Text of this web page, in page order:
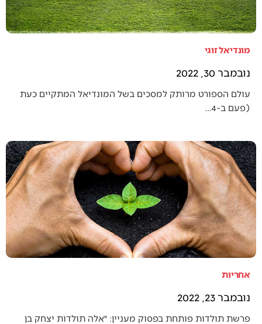
מונדיאל זוגי
נובמבר 30, 2022
עולם הספורט מרותק למסכים בשל המונדיאל המתקיים כעת
(פעם ב-4…
אחריות
נובמבר 23, 2022
פרשת תולדות פותחת בפסוק מעניין: ״אלה תולדות יצחק בן